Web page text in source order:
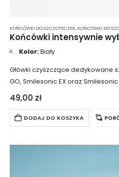
KOŃCÓWKI DO SZCZOTECZEK, KOŃCÓWKI DO
Kolor:Biały
Główki czyszczące dedykowane
GO, Smilesonic EX oraz
twardymi włóknami, które
z powierzchni szkliwa, sprawiając,
bielsze…
49,00 zł
DODAJ DO KOSZYKA